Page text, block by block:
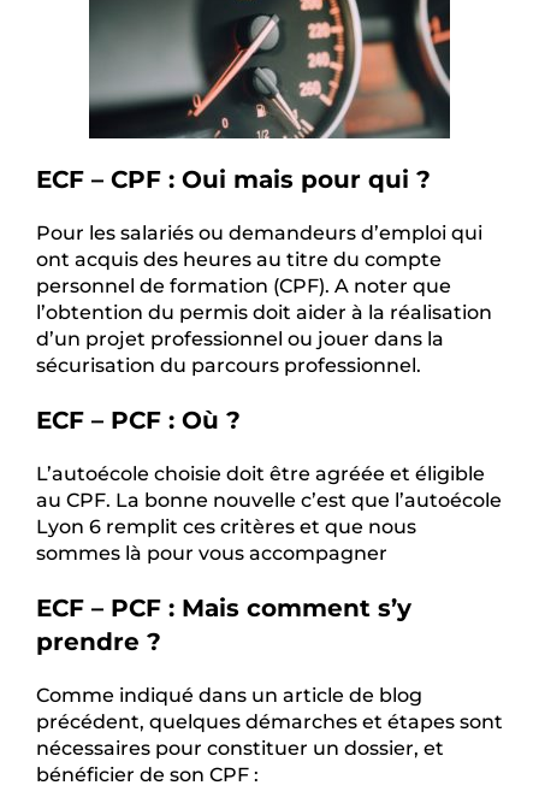
ECF – CPF : Oui mais pour qui ?
Pour les salariés ou demandeurs d’emploi qui
ont acquis des heures au titre du compte
personnel de formation (CPF). A noter que
l’obtention du permis doit aider à la réalisation
d’un projet professionnel ou jouer dans la
sécurisation du parcours professionnel.
ECF – PCF : Où ?
L’autoécole choisie doit être agréée et éligible
au CPF. La bonne nouvelle c’est que l’autoécole
Lyon 6 remplit ces critères et que nous
sommes là pour vous accompagner
ECF – PCF : Mais comment s’y
prendre ?
Comme indiqué dans un article de blog
précédent, quelques démarches et étapes sont
nécessaires pour constituer un dossier, et
bénéficier de son CPF :